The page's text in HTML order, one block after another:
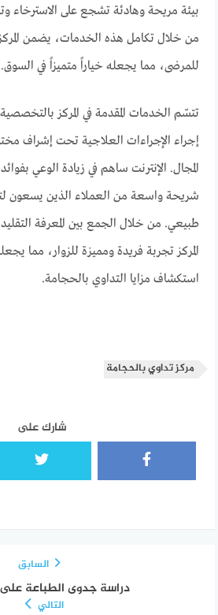
بيئة مريحة وهادئة تشجع على الاسترخاء
من خلال تكامل هذه الخدمات، يضمن
للمرضى، مما يجعله خياراً متميزاً في السوق.
تتسّم الخدمات المقدمة في المركز
إجراء الإجراءات العلاجية تحت إشراف
المجال. الإنترنت ساهم في زيادة الوعي
شريحة واسعة من العملاء الذين
طبيعي. من خلال الجمع بين المعرفة
المركز تجربة فريدة ومميزة للزوار، مما
استكشاف مزايا التداوي بالحجامة.
مركز تداوي بالحجامة
شارك على
السابق
دراسة جدوى الطباعة
التالي